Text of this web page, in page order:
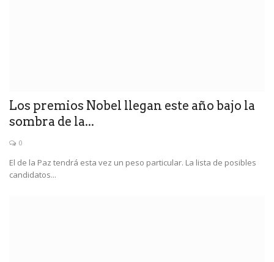
Los premios Nobel llegan este año bajo la
sombra de la...
0
El de la Paz tendrá esta vez un peso particular. La lista de posibles
candidatos...